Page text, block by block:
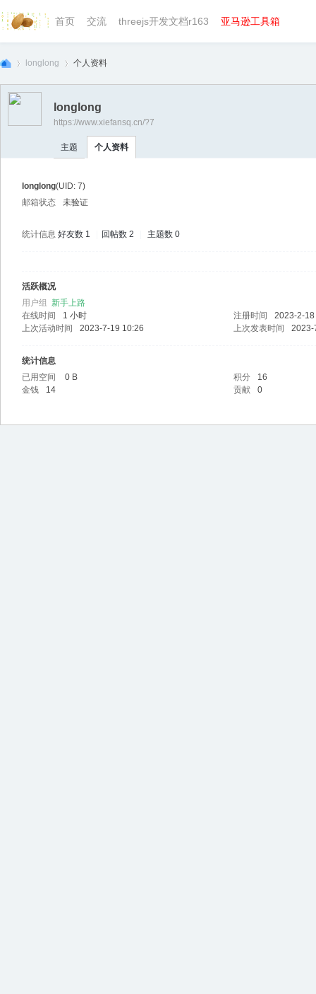
首页 交流 threejs开发文档r163 亚马逊工具箱
we›
longlong
›
个人资料
longlong
https://www.xiefansq.cn/?7
主题 个人资料
longlong(UID: 7)
邮箱状态
未验证
统计信息 好友数 1 回帖数 2 主题数 0
活跃概况
用户组 新手上路
在线时间
1 小时 注册时间
2023-2-
上次活动时间
2023-7-19 10:26 上次发表时间 2023-
统计信息
已用空间
0 B 积分
16
金钱
14 贡献 0